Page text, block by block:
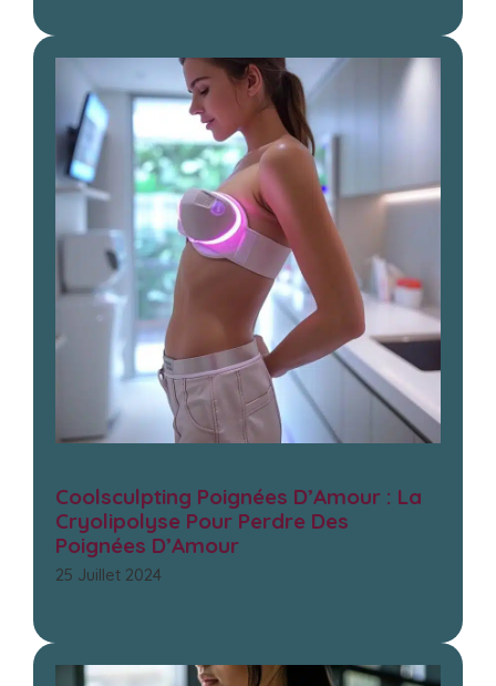
Coolsculpting Poignées D’Amour : La
Cryolipolyse Pour Perdre Des
Poignées D’Amour
25 Juillet 2024